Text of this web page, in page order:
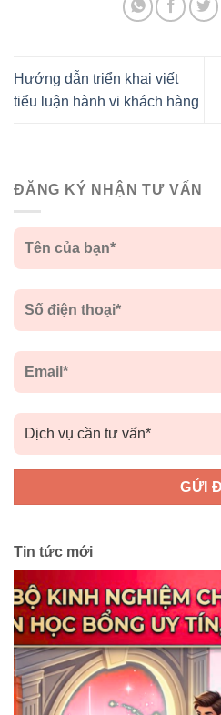
Hướng dẫn triển khai viết
tiểu luận hành vi khách hàng
ĐĂNG KÝ NHẬN TƯ VẤN
Tin tức mới